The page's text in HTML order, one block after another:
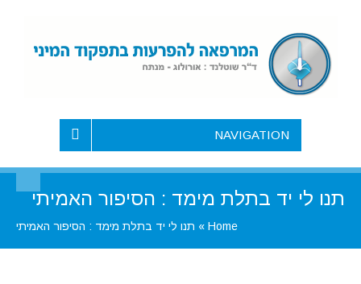
NAVIGATION
תנו לי יד בתלת מימד : הסיפור האמיתי
Home
» תנו לי יד בתלת מימד : הסיפור האמיתי